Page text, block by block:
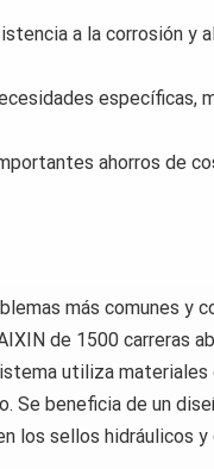
a la corrosión y
específicas,
ahorros de
más comunes y
de 1500 carreras
utiliza
Se beneficia de un
los sellos hidráulicos